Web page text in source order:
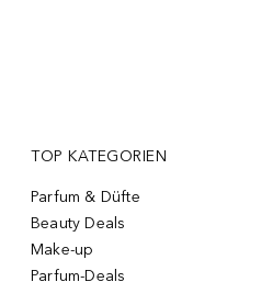
TOP KATEGORIEN
Parfum & Düfte
Beauty Deals
Make-up
Parfum-Deals